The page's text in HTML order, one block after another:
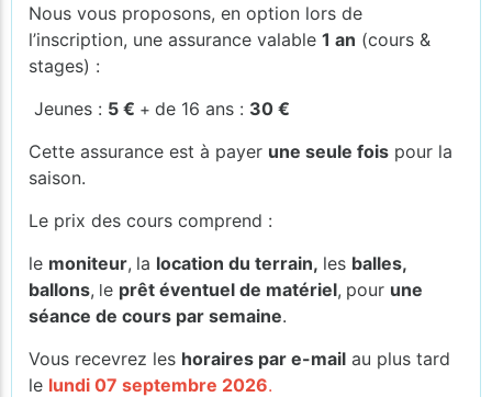
Nous vous proposons, en option lors de
l’inscription, une assurance valable 1 an (cours &
stages) :
Jeunes : 5 € + de 16 ans : 30 €
Cette assurance est à payer une seule fois pour la
saison.
Le prix des cours comprend :
le moniteur, la location du terrain, les balles,
ballons, le prêt éventuel de matériel, pour une
séance de cours par semaine.
Vous recevrez les horaires par e-mail au plus tard
le lundi 07 septembre 2026.